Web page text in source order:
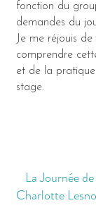
fonction du
demandes du
Je me réjouis
comprendre
et de la
stage.
La Journée
Charlotte